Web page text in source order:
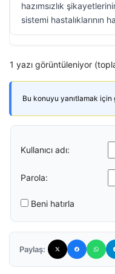
hazımsızlık
sistemi
1 yazı görüntüleniyor
Bu konuyu yanıtlamak için
Kullanıcı adı:
Parola:
Beni hatırla
Paylaş: